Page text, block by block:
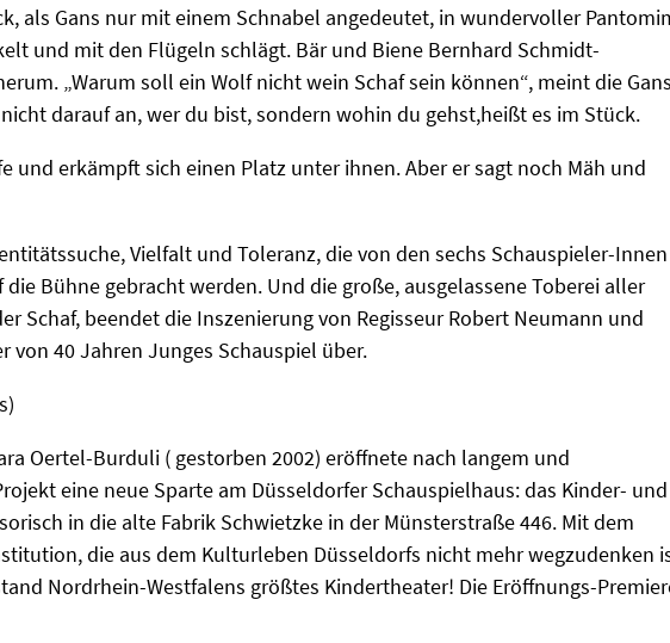
als Gans nur mit einem Schnabel angedeutet, in wundervoller
und mit den Flügeln schlägt. Bär und Biene Bernhard Schmidt-
„Warum soll ein Wolf nicht wein Schaf sein können“, meint die
darauf an, wer du bist, sondern wohin du gehst,heißt es im Stück.
und erkämpft sich einen Platz unter ihnen. Aber er sagt noch Mäh und
Vielfalt und Toleranz, die von den sechs Schauspieler-Innen
Bühne gebracht werden. Und die große, ausgelassene Toberei aller
Schaf, beendet die Inszenierung von Regisseur Robert Neumann und
von 40 Jahren Junges Schauspiel über.
Oertel-Burduli ( gestorben 2002) eröffnete nach langem und
eine neue Sparte am Düsseldorfer Schauspielhaus: das Kinder- und
in die alte Fabrik Schwietzke in der Münsterstraße 446. Mit dem
die aus dem Kulturleben Düsseldorfs nicht mehr wegzudenken
Nordrhein-Westfalens größtes Kindertheater! Die Eröffnungs-